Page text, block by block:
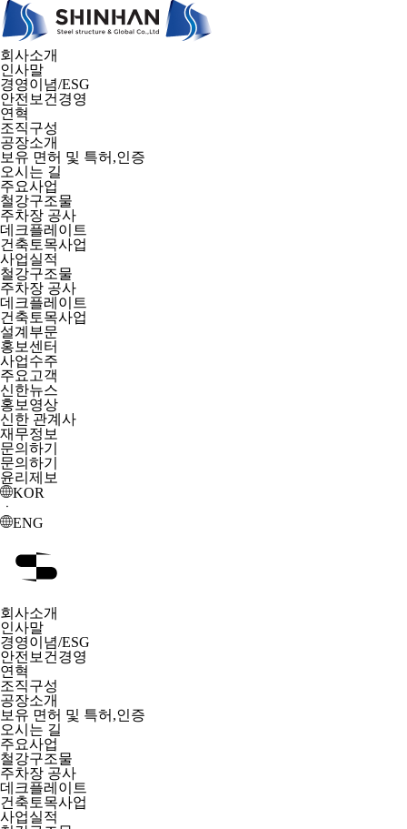
회사소개
인사말
경영이념/ESG
안전보건경영
연혁
조직구성
공장소개
보유 면허 및 특허,인증
오시는 길
주요사업
철강구조물
주차장 공사
데크플레이트
건축토목사업
사업실적
철강구조물
주차장 공사
데크플레이트
건축토목사업
설계부문
홍보센터
사업수주
주요고객
신한뉴스
홍보영상
신한 관계사
재무정보
문의하기
문의하기
윤리제보
KOR
ㆍ
ENG
회사소개
인사말
경영이념/ESG
안전보건경영
연혁
조직구성
공장소개
보유 면허 및 특허,인증
오시는 길
주요사업
철강구조물
주차장 공사
데크플레이트
건축토목사업
사업실적